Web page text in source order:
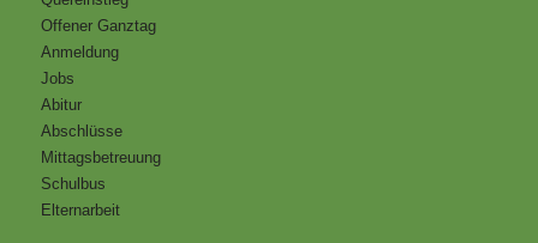
Offener Ganztag
Anmeldung
Jobs
Abitur
Abschlüsse
Mittagsbetreuung
Schulbus
Elternarbeit